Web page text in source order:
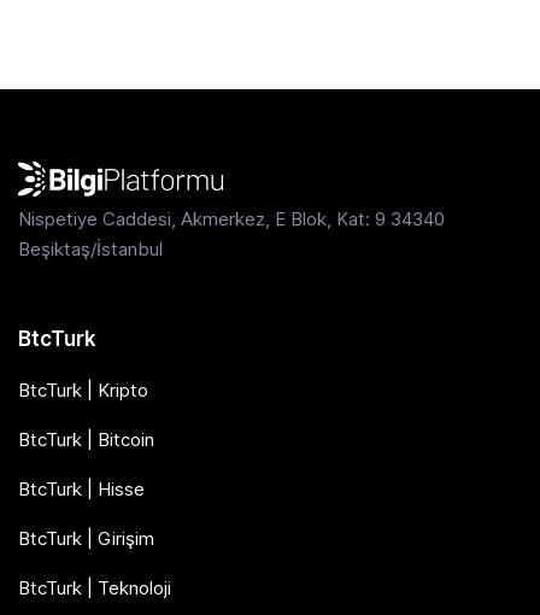
Nispetiye Caddesi, Akmerkez, E Blok, Kat: 9 34340
Beşiktaş/İstanbul
BtcTurk
BtcTurk | Kripto
BtcTurk | Bitcoin
BtcTurk | Hisse
BtcTurk | Girişim
BtcTurk | Teknoloji